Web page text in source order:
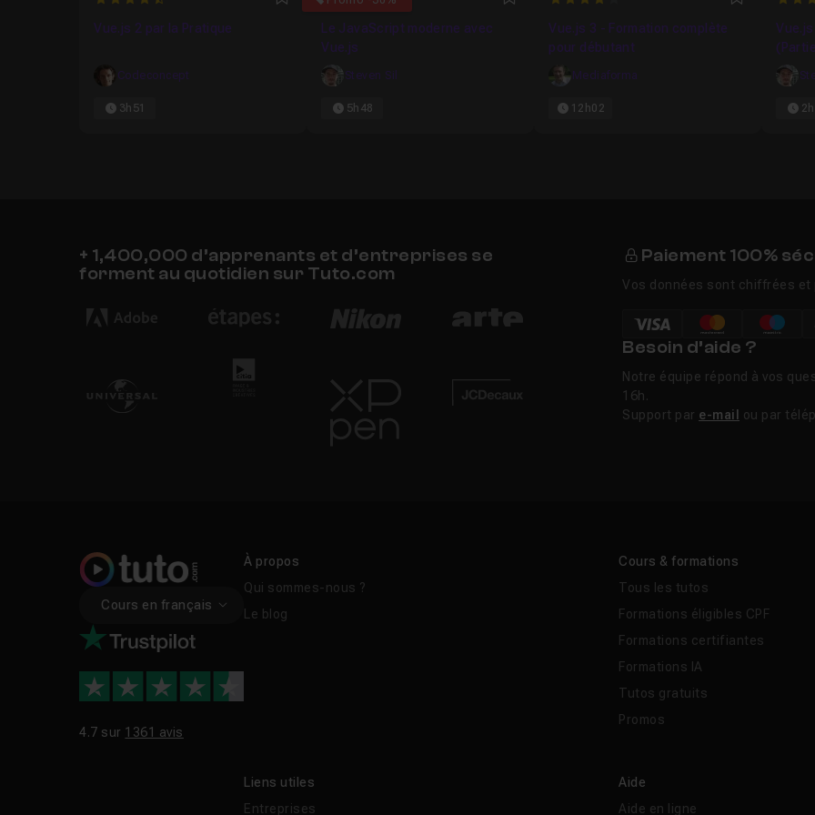
Favori
Vue.js 2 par la Pratique
Codeconcept
3h51
Favori
Le JavaScript moderne avec
Vue.js
Steven Sil
5h48
Favori
Vue.js 3 - Formation complète
pour débutant
Mediaforma
12h02
+ 1,400,000 d’apprenants et d’entreprises se
forment au quotidien sur Tuto.com
Paiement 100%
Vos données sont chiffrées
Besoin d’aide ?
Notre équipe répond à vos
16h.
Support par e-mail ou par
Cours en français
4.7 sur 1361 avis
À propos
Qui sommes-nous ?
Le blog
Cours & formations
Tous les tutos
Formations éligibles CPF
Formations certifiantes
Formations IA
Tutos gratuits
Promos
Liens utiles
Entreprises
Aide
Aide en ligne